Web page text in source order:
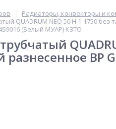
Радиаторы, конвекторы и
QUADRUM NEO 50 H 1-1750
(Белый МУАР) КЗТО
разнесенное ВР